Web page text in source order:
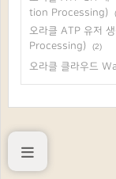
tion Processing)
오라클 ATP 유저
Processing)
(2)
오라클 클라우드